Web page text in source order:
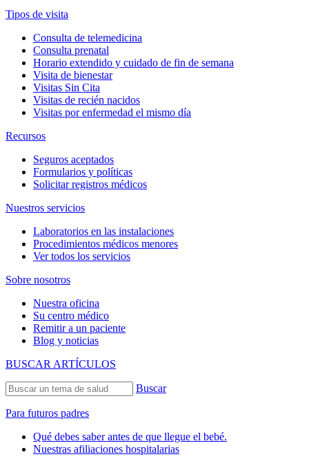
Tipos de visita
Consulta de telemedicina
Consulta prenatal
Horario extendido y cuidado de fin de semana
Visita de bienestar
Visitas Sin Cita
Visitas de recién nacidos
Visitas por enfermedad el mismo día
Recursos
Seguros aceptados
Formularios y políticas
Solicitar registros médicos
Nuestros servicios
Laboratorios en las instalaciones
Procedimientos médicos menores
Ver todos los servicios
Sobre nosotros
Nuestra oficina
Su centro médico
Remitir a un paciente
Blog y noticias
BUSCAR ARTÍCULOS
Buscar
Para futuros padres
Qué debes saber antes de que llegue el bebé.
Nuestras afiliaciones hospitalarias